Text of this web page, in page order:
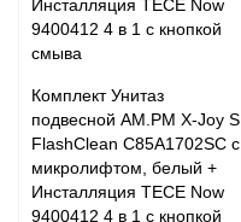
Комплект Унитаз
подвесной AM.PM X-Joy S
FlashClean C85A1702SC с
микролифтом, белый +
Инсталляция TECE Now
9400412 4 в 1 с кнопкой